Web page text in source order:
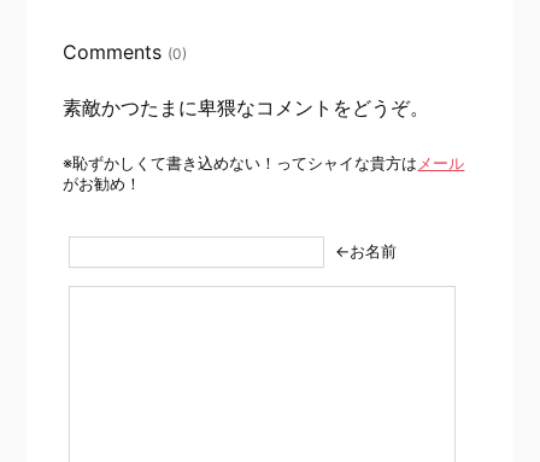
Comments (0)
素敵かつたまに卑猥なコメントをどうぞ。
※恥ずかしくて書き込めない！ってシャイな貴方は メール
がお勧め！
←お名前